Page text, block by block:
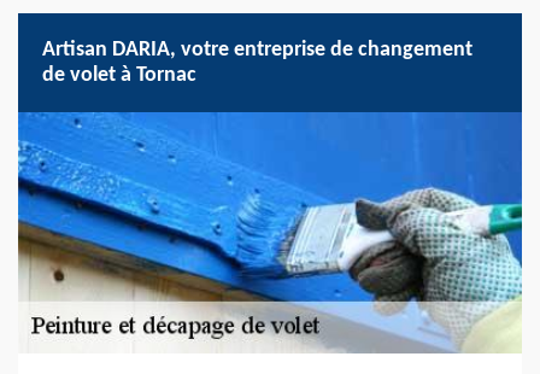
Artisan DARIA, votre entreprise de changement
de volet à Tornac